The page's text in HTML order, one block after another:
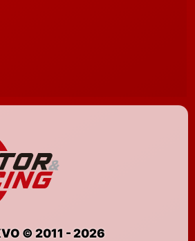
© 2011 - 2026